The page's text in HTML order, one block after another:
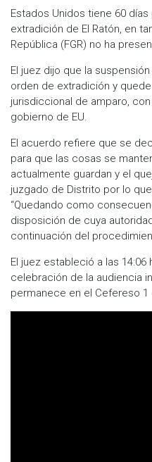
Estados Unidos tiene 60
extradición de El Ratón, en
República (FGR) no ha
El juez dijo que la
orden de extradición y
jurisdiccional de amparo,
gobierno de EU.
El acuerdo refiere que se
para que las cosas se
actualmente guardan y el
juzgado de Distrito por lo
“Quedando como
disposición de cuya
continuación del
El juez estableció a las
celebración de la audiencia
permanece en el Cefereso 1